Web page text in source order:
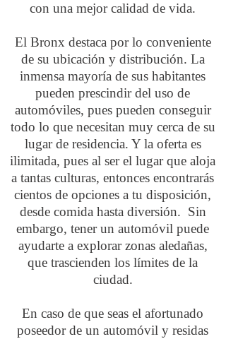
con una mejor calidad de vida.
El Bronx destaca por lo conveniente
de su ubicación y distribución. La
inmensa mayoría de sus habitantes
pueden prescindir del uso de
automóviles, pues pueden conseguir
todo lo que necesitan muy cerca de su
lugar de residencia. Y la oferta es
ilimitada, pues al ser el lugar que aloja
a tantas culturas, entonces encontrarás
cientos de opciones a tu disposición,
desde comida hasta diversión. Sin
embargo, tener un automóvil puede
ayudarte a explorar zonas aledañas,
que trascienden los límites de la
ciudad.
En caso de que seas el afortunado
poseedor de un automóvil y residas